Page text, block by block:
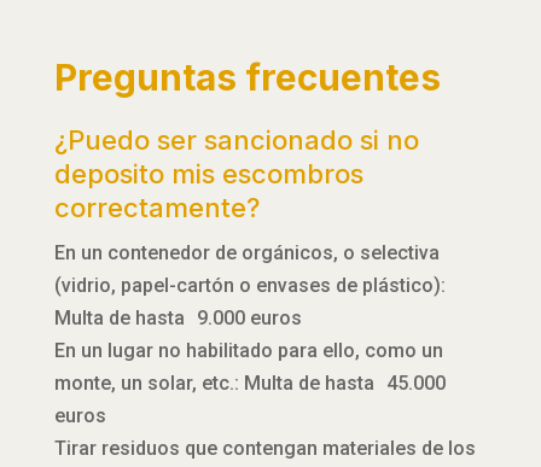
Preguntas frecuentes
¿Puedo ser sancionado si no
deposito mis escombros
correctamente?
En un contenedor de orgánicos, o selectiva
(vidrio, papel-cartón o envases de plástico):
Multa de hasta 9.000 euros
En un lugar no habilitado para ello, como un
monte, un solar, etc.: Multa de hasta 45.000
euros
Tirar residuos que contengan materiales de los